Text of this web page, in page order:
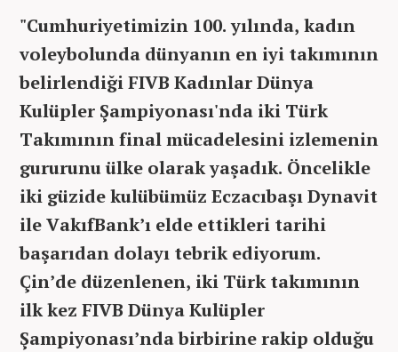
"Cumhuriyetimizin 100. yılında, kadın
voleybolunda dünyanın en iyi takımının
belirlendiği FIVB Kadınlar Dünya
Kulüpler Şampiyonası'nda iki Türk
Takımının final mücadelesini izlemenin
gururunu ülke olarak yaşadık. Öncelikle
iki güzide kulübümüz Eczacıbaşı Dynavit
ile VakıfBank’ı elde ettikleri tarihi
başarıdan dolayı tebrik ediyorum.
Çin’de düzenlenen, iki Türk takımının
ilk kez FIVB Dünya Kulüpler
Şampiyonası’nda birbirine rakip olduğu